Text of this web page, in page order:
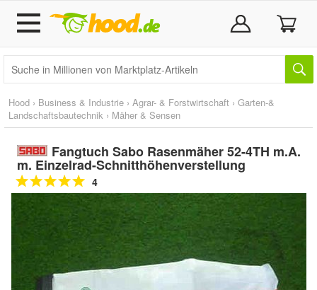
Hood › Business & Industrie › Agrar- & Forstwirtschaft › Garten-&
Landschaftsbautechnik › Mäher & Sensen
Fangtuch Sabo Rasenmäher 52-4TH m.A.
m. Einzelrad-Schnitthöhenverstellung
4